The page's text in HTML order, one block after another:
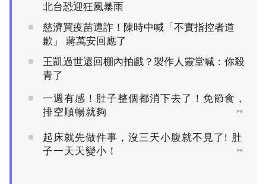
北台恐迎狂風暴雨
慈濟買疫苗遭詐！陳時中喊「不實指控者道
歉」 蔣萬安回應了
王凱過世還回棚內拍戲？製作人靈堂喊：你殺
青了
一週有感！肚子整個都消下去了！免節食，
排空順暢就夠
PR
起床就先做件事，沒三天小腹就不見了! 肚
子一天天變小！
PR